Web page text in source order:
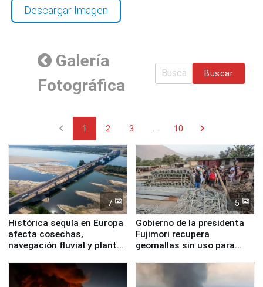
Descargar Imagen
Galería
Fotográfica
Buscar
chevron_left 1 2 3 10 chevron_right
7
Histórica sequía en Europa
afecta cosechas,
navegación fluvial y plantas
5
Gobierno de la presidenta
Fujimori recupera
geomallas sin uso para
Fenómeno El Niño